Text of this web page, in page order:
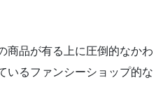
商品が有る上に圧倒的なかわ
いるファンシーショップ的な